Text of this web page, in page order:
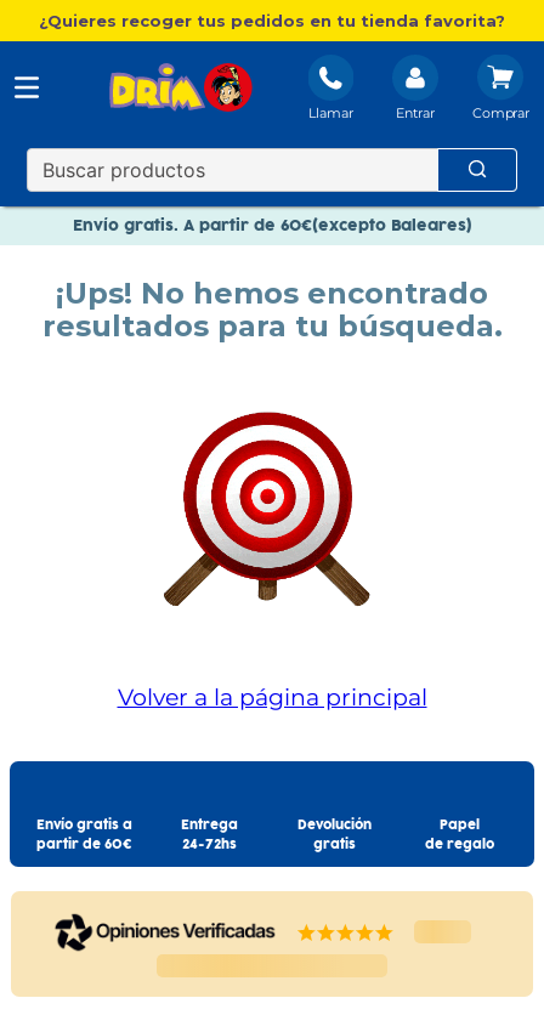
¿Quieres recoger tus pedidos en tu tienda favorita?
Llamar Entrar
Envío gratis. A partir de 60€(excepto Baleares)
Nuevo catálogo Aire Libre
Paga en 3 plazos sin intereses
¡Ups! No hemos encontrado
resultados para tu búsqueda.
Volver a la página principal
Envío gratis a
partir de 60€
Entrega
24-72hs
Devolución
gratis
Papel
de regalo